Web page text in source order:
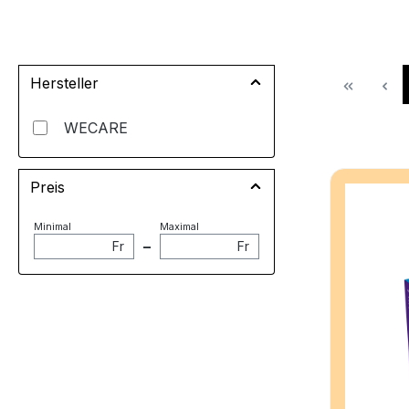
Hersteller
WECARE
Preis
Minimal
Fr –
Maximal
Fr